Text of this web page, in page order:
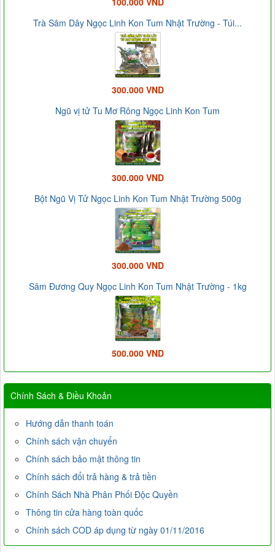
Trà Sâm Dây Ngọc Linh Kon Tum Nhật Trường - Túi...
300.000 VND
Ngũ vị tử Tu Mơ Rông Ngọc Linh Kon Tum
300.000 VND
Bột Ngũ Vị Tử Ngọc Linh Kon Tum Nhật Trường 500g
300.000 VND
Sâm Đương Quy Ngọc Linh Kon Tum Nhật Trường - 1kg
500.000 VND
Chính Sách & Điều Khoản
Hướng dẫn thanh toán
Chính sách vận chuyển
Chính sách bảo mật thông tin
Chính sách đổi trả hàng & trả tiền
Chính Sách Nhà Phân Phối Độc Quyền
Thông tin cửa hàng toàn quốc
Chính sách COD áp dụng từ ngày 01/11/2016